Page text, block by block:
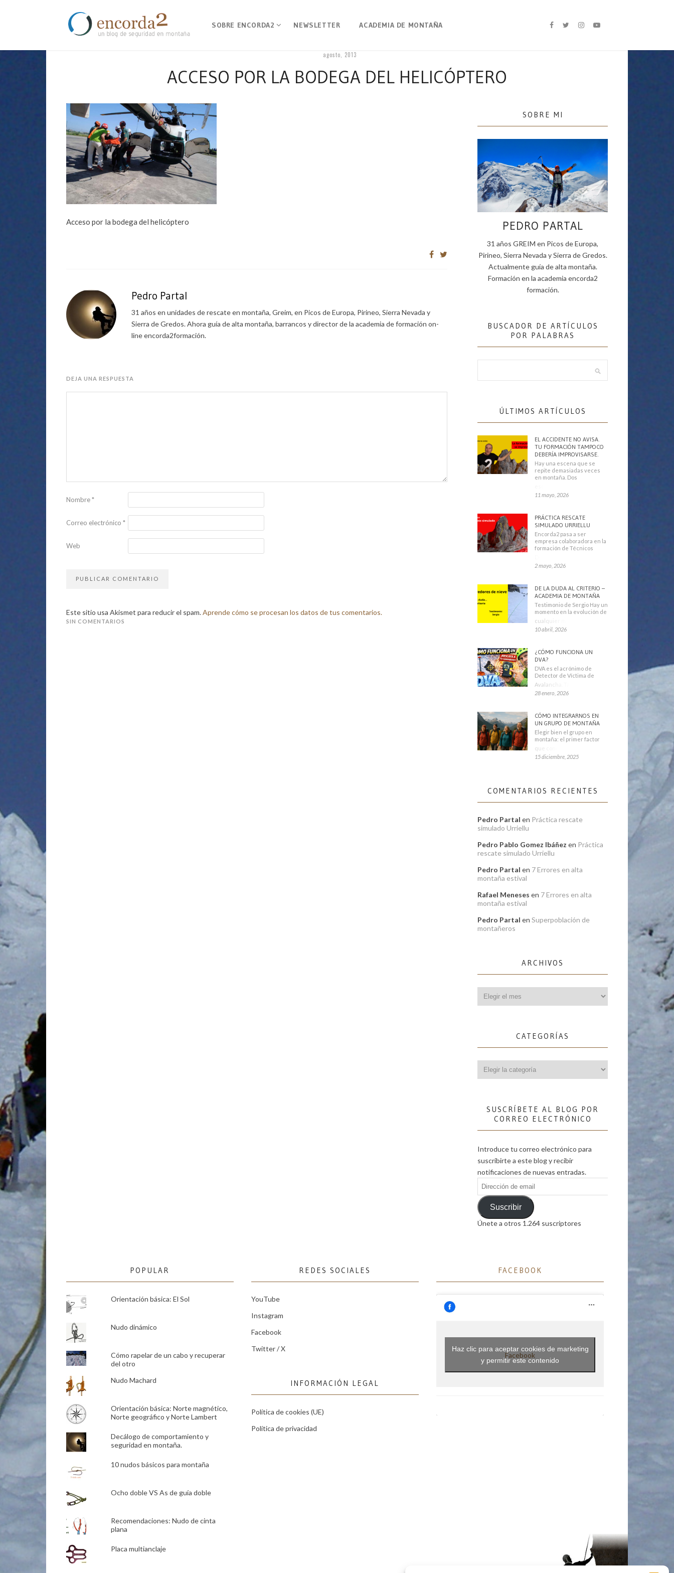
SOBRE ENCORDA2 NEWSLETTER ACADEMIA DE MONTAÑA
agosto, 2013
ACCESO POR LA BODEGA DEL HELICÓPTERO
Acceso por la bodega del helicóptero
Pedro Partal
31 años en unidades de rescate en montaña, Greim, en Picos de Europa, Pirineo, Sierra Nevada y
Sierra de Gredos. Ahora guía de alta montaña, barrancos y director de la academia de formación on-
line encorda2formación.
DEJA UNA RESPUESTA
Nombre*
Correo electrónico *
Web
Este sitio usa Akismet para reducir el spam.Aprende cómo se procesan los datos de tus comentarios.
SIN COMENTARIOS
SOBRE MI
PEDRO PARTAL
31 años GREIM en Picos de Europa,
Pirineo, Sierra Nevada y Sierra de Gredos.
Actualmente guía de alta montaña.
Formación en la academia encorda2
formación.
BUSCADOR DE ARTÍCULOS
POR PALABRAS
ÚLTIMOS ARTÍCULOS
EL ACCIDENTE NO AVISA.
TU FORMACIÓN TAMPOCO
DEBERÍA IMPROVISARSE.
Hay una escena que se
repite demasiadas veces
en montaña. Dos
11 mayo, 2026
PRÁCTICA RESCATE
SIMULADO URRIELLU
Encorda2 pasa a ser
empresa colaboradora en la
formación de Técnicos
2 mayo, 2026
DE LA DUDA AL CRITERIO –
ACADEMIA DE MONTAÑA
Testimonio de Sergio Hay un
momento en la evolución de
cualquier montañero
10 abril, 2026
¿CÓMO FUNCIONA UN
DVA?
DVA es el acrónimo de
Detector de Víctima de
Avalancha. También se
28 enero, 2026
CÓMO INTEGRARNOS EN
UN GRUPO DE MONTAÑA
Elegir bien el grupo en
montaña: el primer factor
que condiciona tu
15 diciembre, 2025
COMENTARIOS RECIENTES
Pedro Partal en Práctica rescate
simulado Urriellu
Pedro Pablo Gomez Ibáñez en Práctica
rescate simulado Urriellu
Pedro Partal en 7 Errores en alta
montaña estival
Rafael Meneses en 7 Errores en alta
montaña estival
Pedro Partal en Superpoblación de
montañeros
ARCHIVOS
CATEGORÍAS
SUSCRÍBETE AL BLOG POR
CORREO ELECTRÓNICO
Introduce tu correo electrónico para
suscribirte a este blog y recibir
notificaciones de nuevas entradas.
Dirección
de
emailSuscribir
Únete a otros 1.264 suscriptores
POPULAR
Orientación básica: El Sol
Nudo dinámico
Cómo rapelar de un cabo y recuperar
del otro
Nudo Machard
Orientación básica: Norte magnético,
Norte geográfico y Norte Lambert
Decálogo de comportamiento y
seguridad en montaña.
10 nudos básicos para montaña
Ocho doble VS As de guía doble
Recomendaciones: Nudo de cinta
plana
Placa multianclaje
REDES SOCIALES
YouTube
Instagram
Facebook
Twitter / X
INFORMACIÓN LEGAL
Política de cookies (UE)
Política de privacidad
FACEBOOK
Facebook
Haz clic para aceptar cookies de marketing
y permitir este contenido